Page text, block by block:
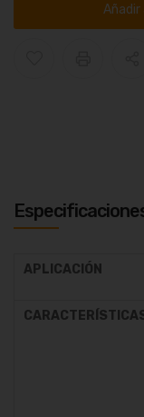
APLICACIÓN